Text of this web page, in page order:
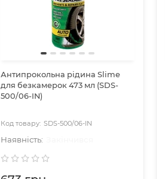
Антипрокольна рідина Slime
для безкамерок 473 мл (SDS-
500/06-IN)
SDS-500/06-IN